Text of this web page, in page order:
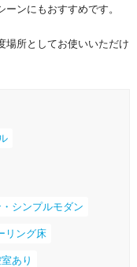
ンにもおすすめです。
場所としてお使いいただけ
シンプルモダン
リング床
あり